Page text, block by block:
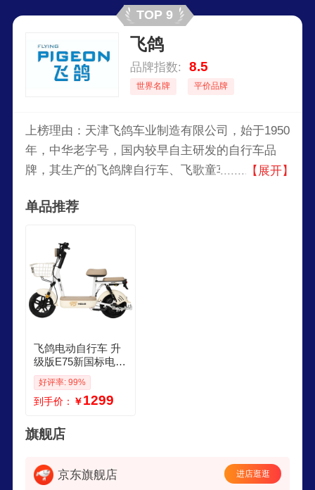
TOP 9
飞鸽
品牌指数: 8.5
世界名牌 平价品牌
上榜理由：天津飞鸽车业制造有限公司，始于1950
年，中华老字号，国内较早自主研发的自行车品
牌，其生产的飞鸽牌自行车、飞歌童车（自行车、
电动自行车、万达阳光电动三轮车等声誉久远。
【展开】
单品推荐
飞鸽电动自行车 升
级版E75新国标电动
车2026长续航41KM
48V12A铅酸电池智
能电瓶车可上牌白
好评率: 99%
到手价： ￥1299
旗舰店
京东旗舰店 进店逛逛